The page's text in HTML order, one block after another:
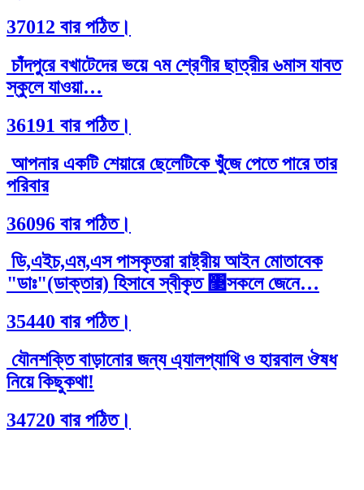
37012 বার পঠিত।
চাঁদপুরে বখাটেদের ভয়ে ৭ম শ্রেণীর ছাত্রীর ৬মাস যাবত
স্কুলে যাওয়া…
36191 বার পঠিত।
আপনার একটি শেয়ারে ছেলেটিকে খুঁজে পেতে পারে তার
পরিবার
36096 বার পঠিত।
ডি,এইচ,এম,এস পাসকৃতরা রাষ্ট্রীয় আইন মোতাবেক
"ডাঃ"(ডাক্তার) হিসাবে স্বীকৃত ঳সকলে জেনে…
35440 বার পঠিত।
যৌনশক্তি বাড়ানোর জন্য এ্যালপ্যাথি ও হারবাল ঔষধ
নিয়ে কিছুকথা!
34720 বার পঠিত।